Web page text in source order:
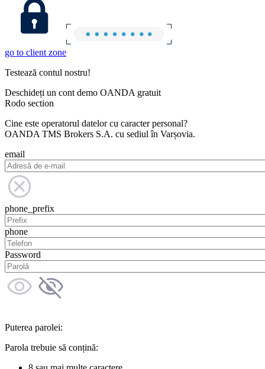
go to client zone
Testează contul nostru!
Deschideți un cont demo OANDA gratuit
Rodo section
Cine este operatorul datelor cu caracter personal?
OANDA TMS Brokers S.A. cu sediul în Varșovia.
email
phone_prefix
phone
Password
Puterea parolei:
Parola trebuie să conțină: